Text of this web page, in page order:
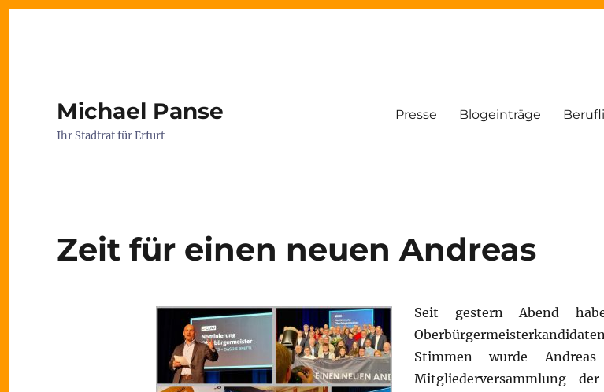
Michael Panse
Ihr Stadtrat für Erfurt
Presse Blogeinträge
Zeit für einen neuen Andreas
Seit gestern Abend
Stimmen wurde
Mitgliederversammlung